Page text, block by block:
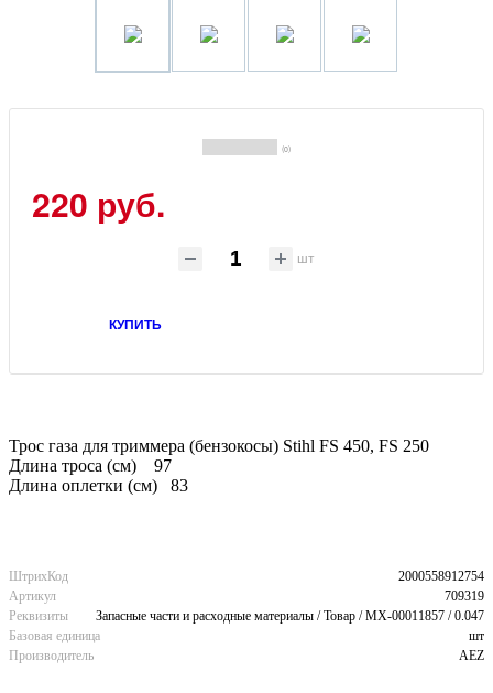
(0)
220 руб.
шт
КУПИТЬ
Трос газа для триммера (бензокосы) Stihl FS 450, FS 250
Длина троса (см) 97
Длина оплетки (см) 83
ШтрихКод
2000558912754
Артикул
709319
Реквизиты
Запасные части и расходные материалы / Товар / MX-00011857 / 0.047
Базовая единица
шт
Производитель
AEZ